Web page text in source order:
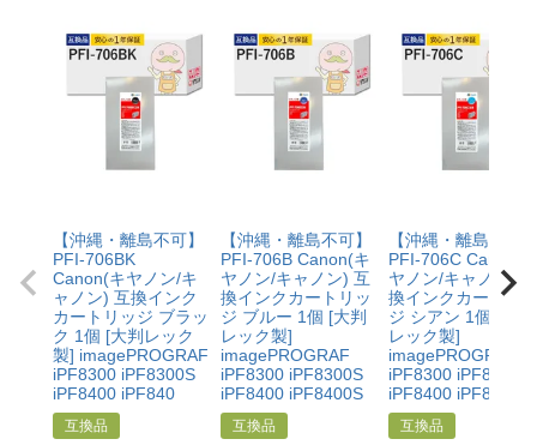
・保証対象となる商品を当店指定の方法で返送いただく
こと
・当店で定めた保証期間（ご購入日から1年間）を過ぎ
る前に当店へご連絡をいただくこと
・返品理由が「不要になったから」「注文を間違えた」
等お客様都合ではないこと
【適用条件】
・修理に出される前に、必ず当店へご連絡をいただくこ
と。
・プリンター本体が保証期間内であることを証明できる
書類（保証書や領収書など）をご提示いただくこと。
・当店の商品が原因でプリンターが故障したことがわか
ものではないこと。
・メーカーの出張修理を依頼されてないこと。
【沖縄・離島不可】
PFI-706BK
Canon(キヤノン/キ
ャノン) 互換インク
カートリッジ ブラッ
ク 1個 [大判レック
製] imagePROGRAF
iPF8300 iPF8300S
iPF8400 iPF840
互換品
【沖縄・離島不可】
PFI-706B Canon(キ
ヤノン/キャノン) 互
換インクカートリッ
ジ ブルー 1個 [大判
レック製]
imagePROGRAF
iPF8300 iPF8300S
iPF8400 iPF8400S
互換品
【沖縄・離島不可
PFI-706C Canon(
ヤノン/キャノン) 互
換インクカートリ
ジ シアン 1個 [大判
レック製]
imagePROGRAF
iPF8300 iPF8300S
iPF8400 iPF8400S
互換品